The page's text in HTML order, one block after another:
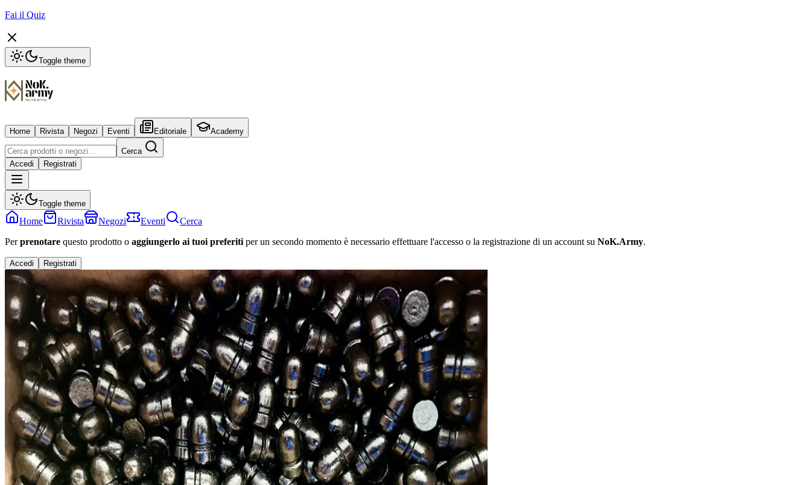
Fai il Quiz
Toggle theme
Home Rivista Negozi Eventi Editoriale Academy
Cerca
Accedi
Registrati
Toggle theme
Home Rivista Negozi Eventi
Cerca
Perprenotare questo prodotto o aggiungerlo ai tuoi preferiti per un secondo momento è necessario effettuare l'accesso o la registrazione di un account su NoK.Army.
Accedi Registrati